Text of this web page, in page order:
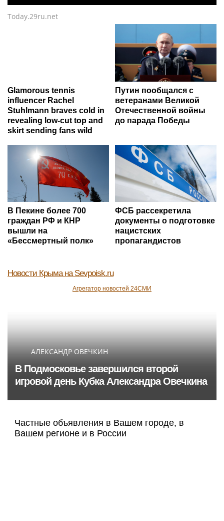
Today.29ru.net
Glamorous tennis
influencer Rachel
Stuhlmann braves cold in
revealing low-cut top and
skirt sending fans wild
Путин пообщался с
ветеранами Великой
Отечественной войны
до парада Победы
В Пекине более 700
граждан РФ и КНР
вышли на
«Бессмертный полк»
ФСБ рассекретила
документы о подготовке
нацистских
пропагандистов
Новости Крыма на Sevpoisk.ru
Агрегатор новостей 24СМИ
АЛЕКСАНДР ОВЕЧКИН
В Подмосковье завершился второй
игровой день Кубка Александра Овечкина
Частные объявления в Вашем городе, в
Вашем регионе и в России